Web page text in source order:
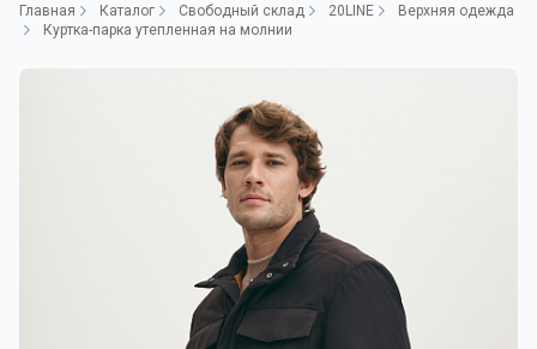
Главная Каталог Свободный склад 20LINE
Верхняя одежда
Куртка-парка утепленная на молнии